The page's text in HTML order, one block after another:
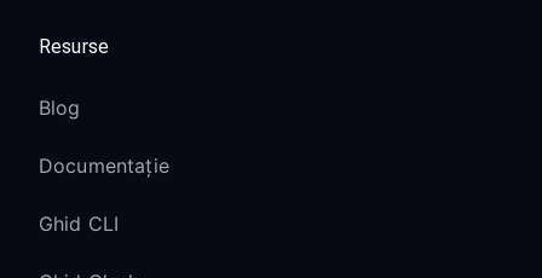
Resurse
Blog
Documentație
Ghid CLI